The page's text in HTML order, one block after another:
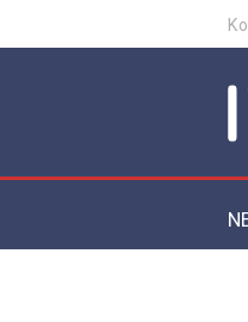
zum
MENU